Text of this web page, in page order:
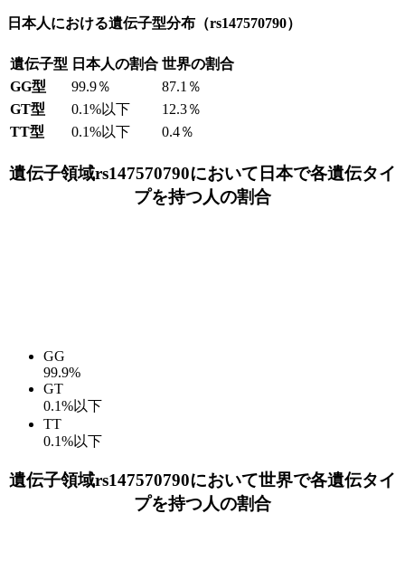
日本人における遺伝子型分布（rs147570790）
遺伝子型 日本人の割合 世界の割合
GG型
99.9％
87.1％
GT型
0.1%以下
12.3％
TT型
0.1%以下 0.4％
遺伝子領域rs147570790において日本で各遺伝タイ
プを持つ人の割合
GG
99.9%
GT
0.1%以下
TT
0.1%以下
遺伝子領域rs147570790において世界で各遺伝タイ
プを持つ人の割合